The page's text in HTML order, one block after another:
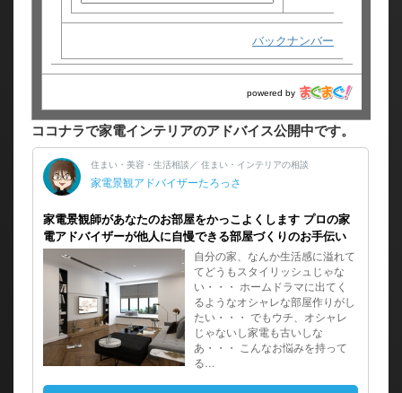
バックナンバー
powered by
ココナラで家電インテリアのアドバイス公開中です。